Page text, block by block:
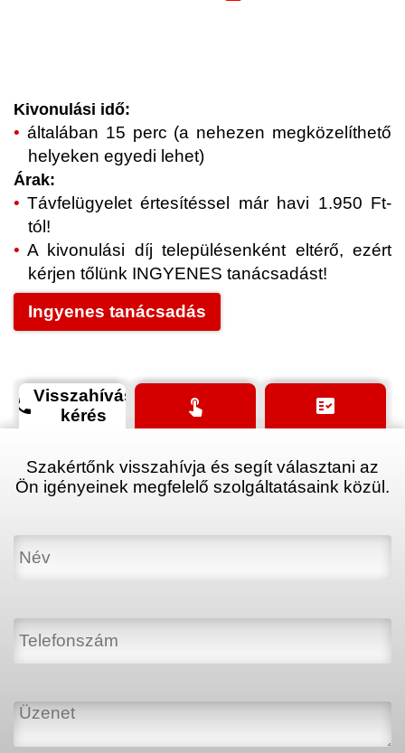
Kivonulási idő:
általában 15 perc (a nehezen megközelíthető
helyeken egyedi lehet)
Árak:
Távfelügyelet értesítéssel már havi 1.950 Ft-
tól!
A kivonulási díj településenként eltérő, ezért
kérjen tőlünk INGYENES tanácsadást!
Ingyenes tanácsadás
phoneVisszahívás
kérés
touch_app fact_check
Szakértőnk visszahívja és segít választani az
Ön igényeinek megfelelő szolgáltatásaink közül.